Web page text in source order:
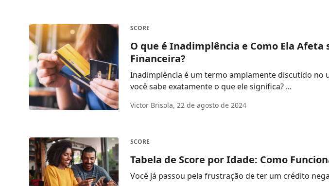
SCORE
O que é Inadimplência e Como Ela Afeta
Financeira?
Inadimplência é um termo amplamente discutido no
você sabe exatamente o que ele significa? ...
Victor Brisola, 22 de agosto de 2024
SCORE
Tabela de Score por Idade: Como